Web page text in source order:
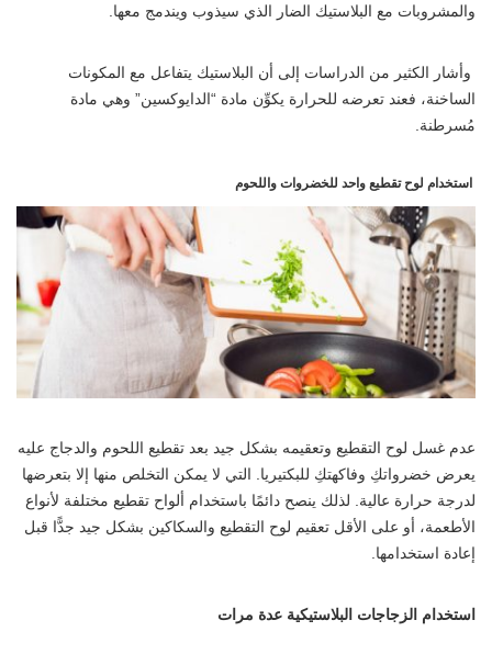
والمشروبات مع البلاستيك الضار الذي سيذوب ويندمج معها.
وأشار الكثير من الدراسات إلى أن البلاستيك يتفاعل مع المكونات
الساخنة، فعند تعرضه للحرارة يكوِّن مادة “الدايوكسين” وهي مادة
مُسرطنة.
استخدام لوح تقطيع واحد للخضروات واللحوم
عدم غسل لوح التقطيع وتعقيمه بشكل جيد بعد تقطيع اللحوم والدجاج عليه
يعرض خضرواتكِ وفاكهتكِ للبكتيريا. التي لا يمكن التخلص منها إلا بتعرضها
لدرجة حرارة عالية. لذلك ينصح دائمًا باستخدام ألواح تقطيع مختلفة لأنواع
الأطعمة، أو على الأقل تعقيم لوح التقطيع والسكاكين بشكل جيد جدًّا قبل
إعادة استخدامها.
استخدام الزجاجات البلاستيكية عدة مرات